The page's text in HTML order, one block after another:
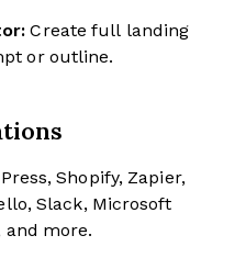
Create full landing
or outline.
Shopify, Zapier,
Slack, Microsoft
and more.